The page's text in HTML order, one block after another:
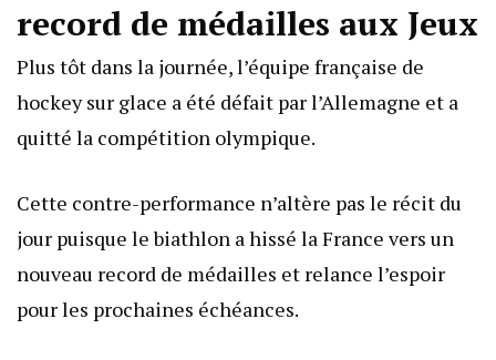
record de médailles aux Jeux
Plus tôt dans la journée, l’équipe française de
hockey sur glace a été défait par l’Allemagne et a
quitté la compétition olympique.
Cette contre-performance n’altère pas le récit du
jour puisque le biathlon a hissé la France vers un
nouveau record de médailles et relance l’espoir
pour les prochaines échéances.